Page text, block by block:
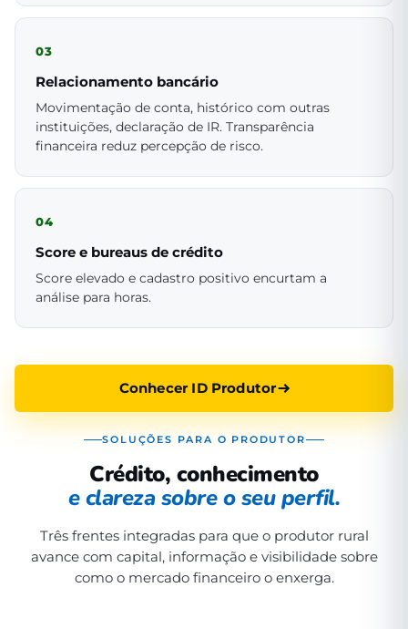
03
Relacionamento bancário
Movimentação de conta, histórico com outras
instituições, declaração de IR. Transparência
financeira reduz percepção de risco.
04
Score e bureaus de crédito
Score elevado e cadastro positivo encurtam a
análise para horas.
Conhecer ID Produtor
SOLUÇÕES PARA O PRODUTOR
Crédito, conhecimento
e clareza sobre o seu perfil.
Três frentes integradas para que o produtor rural
avance com capital, informação e visibilidade sobre
como o mercado financeiro o enxerga.